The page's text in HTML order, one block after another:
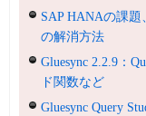
SAP HANAの課
の解消方法
Gluesync 2.2.9：
ド関数など
Gluesync Query